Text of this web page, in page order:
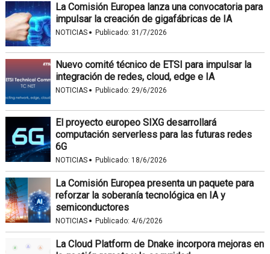
La Comisión Europea lanza una convocatoria para
impulsar la creación de gigafábricas de IA
NOTICIAS · Publicado: 31/7/2026
Nuevo comité técnico de ETSI para impulsar la
integración de redes, cloud, edge e IA
NOTICIAS · Publicado: 29/6/2026
El proyecto europeo SIXG desarrollará
computación serverless para las futuras redes
6G
NOTICIAS · Publicado: 18/6/2026
La Comisión Europea presenta un paquete para
reforzar la soberanía tecnológica en IA y
semiconductores
NOTICIAS · Publicado: 4/6/2026
La Cloud Platform de Dnake incorpora mejoras en